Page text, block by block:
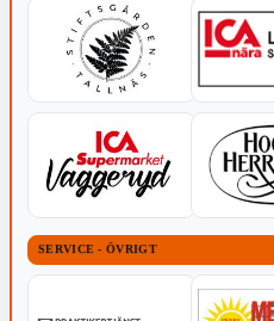
SERVICE - ÖVRIGT